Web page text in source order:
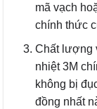
mã vạch
chính thức
Chất lượng
nhiệt 3M
không bị
đồng nhất